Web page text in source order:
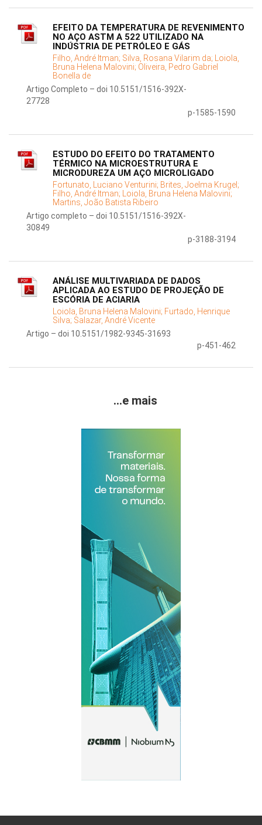
EFEITO DA TEMPERATURA DE REVENIMENTO
NO AÇO ASTM A 522 UTILIZADO NA
INDÚSTRIA DE PETRÓLEO E GÁS
Filho, André Itman; Silva, Rosana Vilarim da; Loiola,
Bruna Helena Malovini; Oliveira, Pedro Gabriel
Bonella de
Artigo Completo – doi 10.5151/1516-392X-
27728
p-1585-1590
ESTUDO DO EFEITO DO TRATAMENTO
TÉRMICO NA MICROESTRUTURA E
MICRODUREZA UM AÇO MICROLIGADO
Fortunato, Luciano Venturini; Brites, Joelma Krugel;
Filho, André Itman; Loiola, Bruna Helena Malovini;
Martins, João Batista Ribeiro
Artigo completo – doi 10.5151/1516-392X-
30849
p-3188-3194
ANÁLISE MULTIVARIADA DE DADOS
APLICADA AO ESTUDO DE PROJEÇÃO DE
ESCÓRIA DE ACIARIA
Loiola, Bruna Helena Malovini; Furtado, Henrique
Silva; Salazar, André Vicente
Artigo – doi 10.5151/1982-9345-31693
p-451-462
...e mais